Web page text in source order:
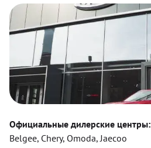
Официальные дилерские центры:
Belgee, Chery, Omoda, Jaecoo